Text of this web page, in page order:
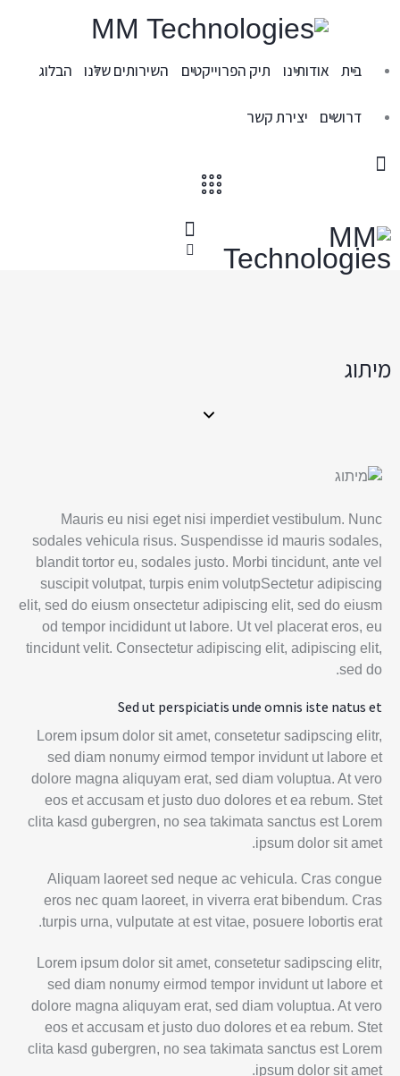
בית אודותינו תיק הפרוייקטים השירותים שלנו הבלוג
דרושים יצירת קשר
מיתוג
Mauris eu nisi eget nisi imperdiet vestibulum. Nunc
sodales vehicula risus. Suspendisse id mauris sodales,
blandit tortor eu, sodales justo. Morbi tincidunt, ante vel
suscipit volutpat, turpis enim volutpSectetur adipiscing
elit, sed do eiusm onsectetur adipiscing elit, sed do eiusm
od tempor incididunt ut labore. Ut vel placerat eros, eu
tincidunt velit. Consectetur adipiscing elit, adipiscing elit,
sed do.
Sed ut perspiciatis unde omnis iste natus et
Lorem ipsum dolor sit amet, consetetur sadipscing elitr,
sed diam nonumy eirmod tempor invidunt ut labore et
dolore magna aliquyam erat, sed diam voluptua. At vero
eos et accusam et justo duo dolores et ea rebum. Stet
clita kasd gubergren, no sea takimata sanctus est Lorem
ipsum dolor sit amet.
Aliquam laoreet sed neque ac vehicula. Cras congue
eros nec quam laoreet, in viverra erat bibendum. Cras
turpis urna, vulputate at est vitae, posuere lobortis erat.
Lorem ipsum dolor sit amet, consetetur sadipscing elitr,
sed diam nonumy eirmod tempor invidunt ut labore et
dolore magna aliquyam erat, sed diam voluptua. At vero
eos et accusam et justo duo dolores et ea rebum. Stet
clita kasd gubergren, no sea takimata sanctus est Lorem
ipsum dolor sit amet.